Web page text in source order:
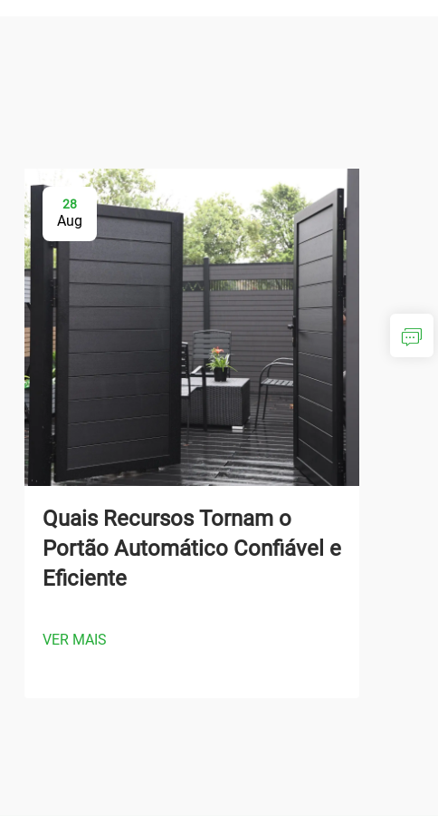
28
Aug
Quais Recursos Tornam o
Portão Automático Confiável e
Eficiente
VER MAIS